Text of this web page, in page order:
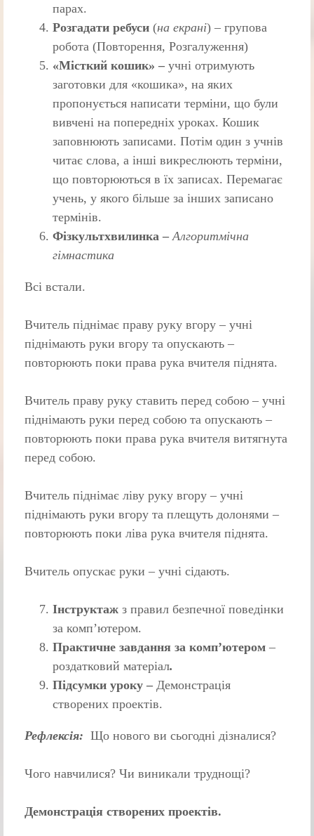
парах.
Розгадати ребуси (на екрані) – групова
робота (Повторення, Розгалуження)
«Мiсткий кошик» – учнi отримують
заготовки для «кошика», на яких
пропонується написати термiни, що були
вивченi на попереднiх уроках. Кошик
заповнюють записами. Потiм один з учнiв
читає слова, а iншi викреслюють термiни,
що повторюються в їх записах. Перемагає
учень, у якого бiльше за iнших записано
термiнiв.
Фізкультхвилинка – Алгоритмічна
гімнастика
Всі встали.
Вчитель піднімає праву руку вгору – учні
піднімають руки вгору та опускають –
повторюють поки права рука вчителя піднята.
Вчитель праву руку ставить перед собою – учні
піднімають руки перед собою та опускають –
повторюють поки права рука вчителя витягнута
перед собою.
Вчитель піднімає ліву руку вгору – учні
піднімають руки вгору та плещуть долонями –
повторюють поки ліва рука вчителя піднята.
Вчитель опускає руки – учні сідають.
Інструктаж з правил безпечної поведінки
за комп’ютером.
Практичне завдання за комп’ютером –
роздатковий матеріал.
Підсумки уроку – Демонстрація
створених проектів.
Рефлексія: Що нового ви сьогодні дізналися?
Чого навчилися? Чи виникали труднощі?
Демонстрація створених проектів.